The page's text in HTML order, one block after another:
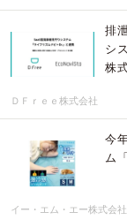
排
シ
株
ＤＦｒｅｅ株式会社
今
ム
イー・エム・エー株式会社